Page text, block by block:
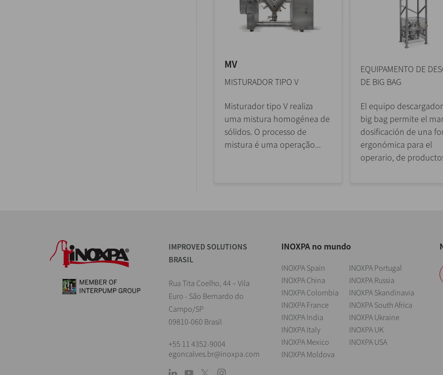
MV
MISTURADOR TIPO V
Misturador tipo V realiza
uma mistura homogénea de
sólidos. O processo de
mistura é uma operação...
EQUIPAMENTO DE
DE BIG BAG
El equipo
big bag permite el
dosificación de una
ergonómica para el
operario, de
IMPROVED SOLUTIONS
BRASIL
Rua Tita Coelho, 44 – Vila
Euro - São Bernardo do
Campo/SP
09810-060 Brasil
+55 11 4352-9004
egoncalves.br@inoxpa.com
INOXPA no mundo
INOXPA Spain
INOXPA China
INOXPA Colombia
INOXPA France
INOXPA India
INOXPA Italy
INOXPA Mexico
INOXPA Moldova
INOXPA Portugal
INOXPA Russia
INOXPA Skandinavia
INOXPA South Africa
INOXPA Ukraine
INOXPA UK
INOXPA USA